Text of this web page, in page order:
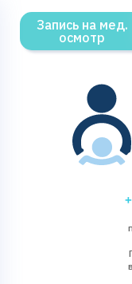
Запись на мед.
осмотр